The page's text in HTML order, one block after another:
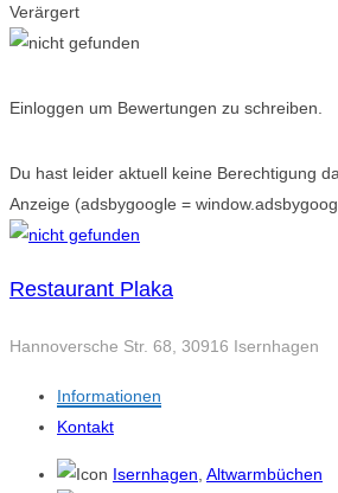
Verärgert
Einloggen um Bewertungen zu schreiben.
Du hast leider aktuell keine Berechtigung
Anzeige (adsbygoogle =
Restaurant Plaka
Hannoversche Str. 68, 30916 Isernhagen
Informationen
Kontakt
Isernhagen Altwarmbüchen